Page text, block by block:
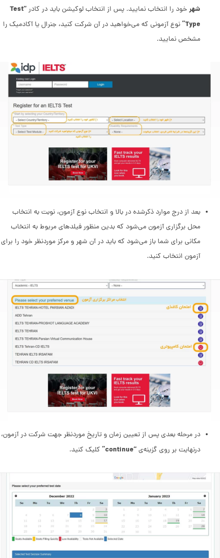
شهرخود را انتخاب نمایید. پس از انتخاب لوکیشن باید در کادر “Test
Type” نوع آزمونی که می‌خواهید در آن شرکت کنید، جنرال یا آکادمیک را
مشخص نمایید.
بعد از درج موارد ذکرشده در بالا و انتخاب نوع آزمون، نوبت به انتخاب
محل برگزاری آزمون می‌شود که بدین منظور فیلدهای مربوط به انتخاب
مکانی برای شما باز می‌شود که باید در آن شهر و مرکز موردنظر خود را برای
آزمون انتخاب کنید.
در مرحله بعدی پس از تعیین زمان و تاریخ موردنظر جهت شرکت در آزمون،
درنهایت بر روی گزینه‌ی“continue” کلیک کنید.